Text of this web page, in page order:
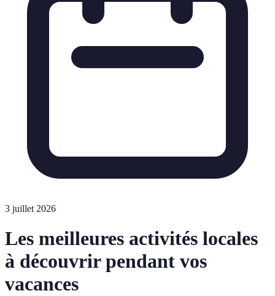
3 juillet 2026
Les meilleures activités locales
à découvrir pendant vos
vacances